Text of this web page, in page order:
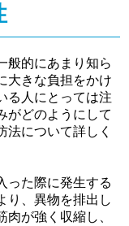
般的にあまり知ら
大きな負担をかけ
る人にとっては注
がどのようにして
法について詳しく
った際に発生する
り、異物を排出し
が強く収縮し、